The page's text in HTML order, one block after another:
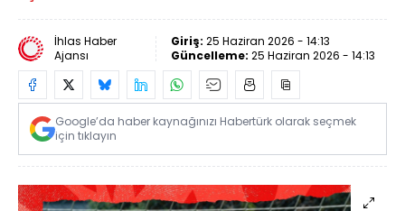
İhlas Haber
Ajansı
Giriş: 25 Haziran 2026 - 14:13
Güncelleme: 25 Haziran 2026 - 14:13
Google’da haber kaynağınızı Habertürk olarak seçmek
için tıklayın